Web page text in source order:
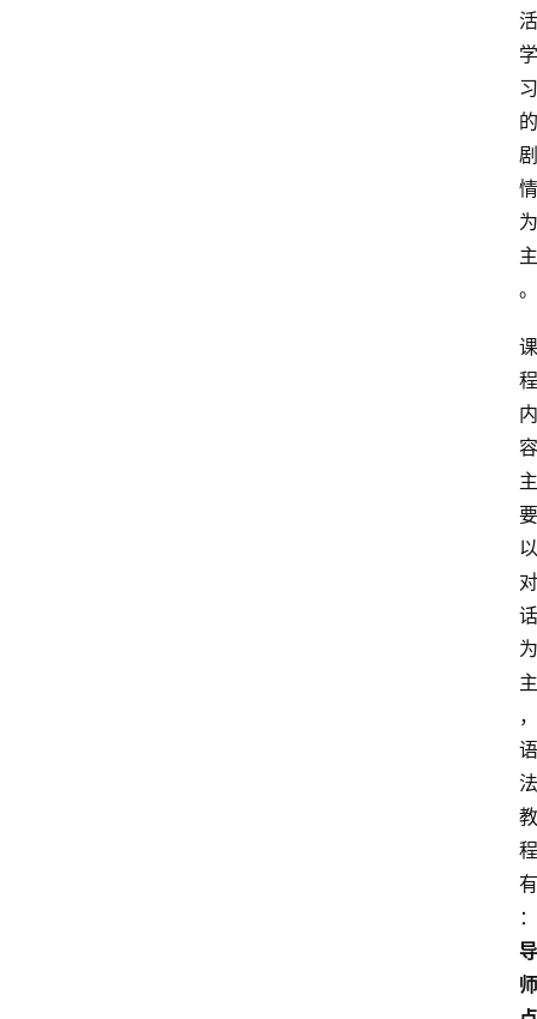
活
学
习
的
剧
情
为
主
。
课
程
内
容
主
要
以
对
话
为
主
，
语
法
教
程
有
：
导
师